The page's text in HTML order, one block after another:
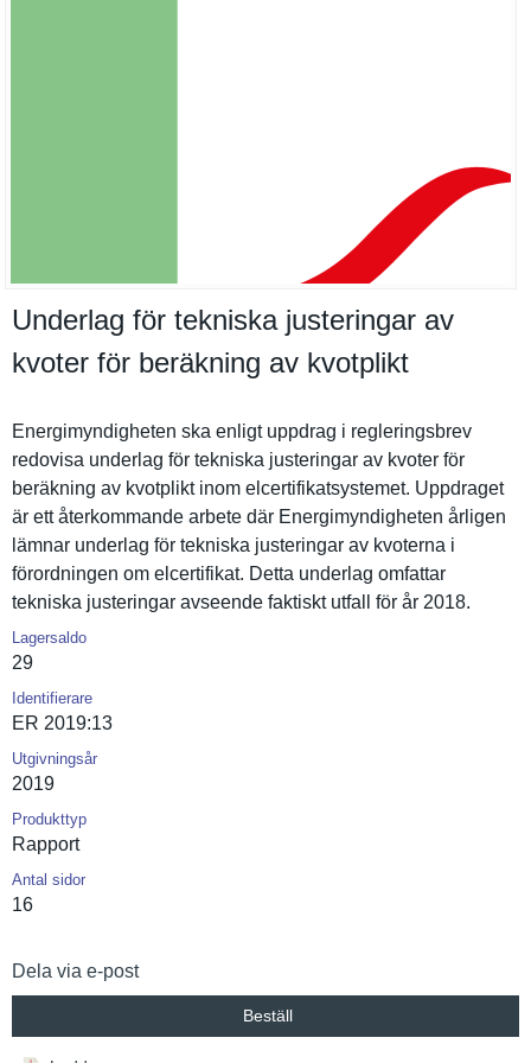
Underlag för tekniska justeringar av
kvoter för beräkning av kvotplikt
Energimynd­igheten ska enligt uppdrag i reglerings­brev
redovisa underlag för tekniska justeringa­r av kvoter för
beräkning av kvotplikt inom elcertifik­atsystemet. Uppdraget
är ett återkomman­de arbete där Energimynd­igheten årligen
lämnar underlag för tekniska justeringa­r av kvoterna i
förordning­en om elcertifik­at. Detta underlag omfattar
tekniska justeringa­r avseende faktiskt utfall för år 2018.
Lagersaldo
29
Identifierare
ER 2019:13
Utgivningsår
2019
Produkttyp
Rapport
Antal sidor
16
Dela via e-post
Beställ